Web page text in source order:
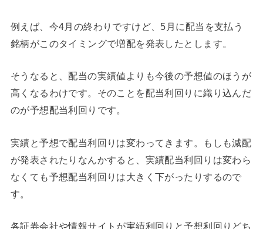
例えば、今4月の終わりですけど、5月に配当を支払う
銘柄がこのタイミングで増配を発表したとします。
そうなると、配当の実績値よりも今後の予想値のほうが
高くなるわけです。そのことを配当利回りに織り込んだ
のが予想配当利回りです。
実績と予想で配当利回りは変わってきます。もしも減配
が発表されたりなんかすると、実績配当利回りは変わら
なくても予想配当利回りは大きく下がったりするので
す。
各証券会社や情報サイトが実績利回りと予想利回りどち